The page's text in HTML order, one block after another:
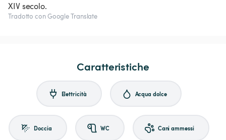
XIV secolo.
Tradotto con Google Translate
Caratteristiche
Elettricità Acqua dolce
Doccia WC Cani ammessi